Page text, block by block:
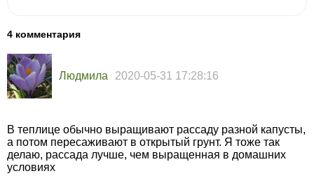
4 комментария
Людмила 2020-05-31 17:28:16
В теплице обычно выращивают рассаду разной капусты,
а потом пересаживают в открытый грунт. Я тоже так
делаю, рассада лучше, чем выращенная в домашних
условиях